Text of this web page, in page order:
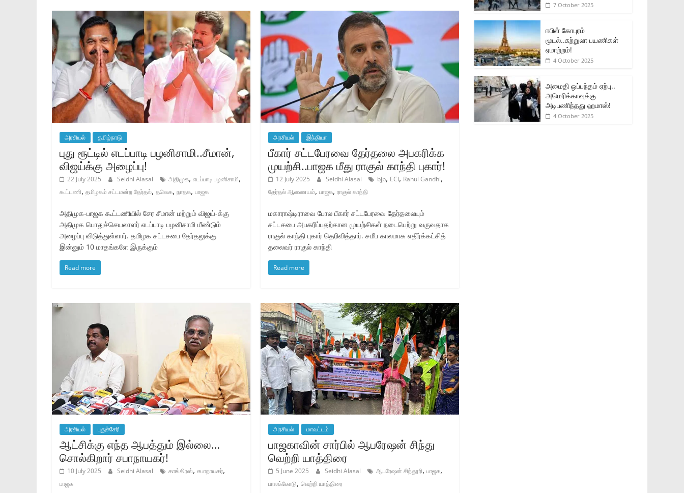
அரசியல் தமிழ்நாடு
புது ரூட்டில் எடப்பாடி பழனிசாமி..சீமான்,
விஜய்க்கு அழைப்பு!
22 July 2025 Seidhi Alasal அதிமுக, எடப்பாடி பழனிசாமி,
கூட்டணி, தமிழகம் சட்டமன்ற தேர்தல், தவெக, நாதக, பாஜக
அதிமுக-பாஜக கூட்டணியில் சேர சீமான் மற்றும் விஜய்-க்கு
அதிமுக பொதுச்செயலாளர் எடப்பாடி பழனிசாமி மீண்டும்
அழைப்பு விடுத்துள்ளார். தமிழக சட்டசபை தேர்தலுக்கு
இன்னும் 10 மாதங்களே இருக்கும்
Read more
அரசியல் இந்தியா
பீகார் சட்டபேரவை தேர்தலை அபகரிக்க
முயற்சி..பாஜக மீது ராகுல் காந்தி புகார்!
12 July 2025 Seidhi Alasal bjp, ECI, Rahul Gandhi,
தேர்தல் ஆணையம்,பாஜக,ராகுல் காந்தி
மகாராஷ்டிராவை போல பீகார் சட்டபேரவை தேர்தலையும்
சட்டசபை அபகரிப்பதற்கான முயற்சிகள் நடைபெற்று வருவதாக
ராகுல் காந்தி புகார் தெரிவித்தார். சமீப காலமாக எதிர்க்கட்சித்
தலைவர் ராகுல் காந்தி
Read more
அரசியல் புதுச்சேரி
ஆட்சிக்கு எந்த ஆபத்தும் இல்லை…
சொல்கிறார் சபாநாயகர்!
10 July 2025 Seidhi Alasal காங்கிரஸ், சபாநாயகர்,
பாஜக
அரசியல் மாவட்டம்
பாஜகாவின் சார்பில் ஆபரேஷன் சிந்து
வெற்றி யாத்திரை
5 June 2025 Seidhi Alasal ஆபரேஷன் சிந்தூரி,பாஜக,
பாலக்கோடு,வெற்றி யாத்திரை
7 October 2025
ஈபிள் கோபுரம்
மூடல்..சுற்றுலா பயணிகள்
ஏமாற்றம்!
4 October 2025
அமைதி ஒப்பந்தம் ஏற்பு..
அமெரிக்காவுக்கு
அடிபணிந்தது ஹமாஸ்!
4 October 2025